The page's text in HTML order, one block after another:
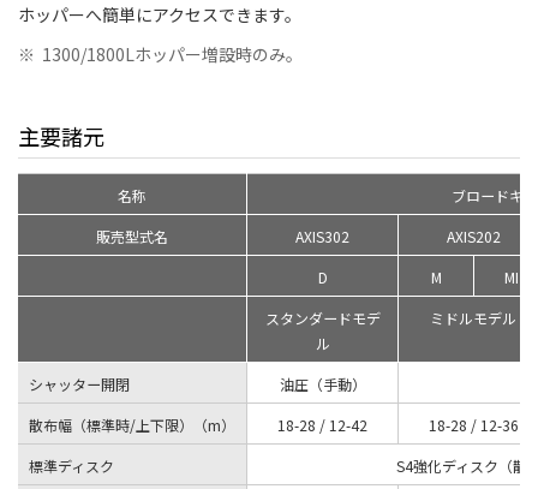
ホッパーへ簡単にアクセスできます。
※ 1300/1800Lホッパー増設時のみ。
主要諸元
名称
ブロードキ
販売型式名
AXIS302
AXIS202
D
M
MI
スタンダードモデ
ル
ミドルモデル
シャッター開閉
油圧（手動）
散布幅（標準時/上下限）（m）
18-28 / 12-42
18-28 / 12-36
標準ディスク
S4強化ディスク（散